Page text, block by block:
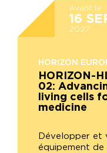
Avant le
16
2027
HORIZON
HORIZON-
02:
living cells
medicine
Développer et
équipement de